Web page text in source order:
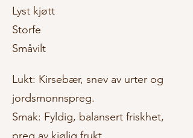
Lyst kjøtt
Storfe
Småvilt
Lukt: Kirsebær, snev av urter og
jordsmonnspreg.
Smak: Fyldig, balansert friskhet,